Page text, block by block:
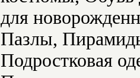
для
Пазлы,
Подростковая